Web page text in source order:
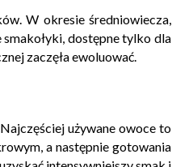
W okresie średniowiecza,
dostępne tylko dla
zaczęła ewoluować.
używane owoce to
a następnie gotowania